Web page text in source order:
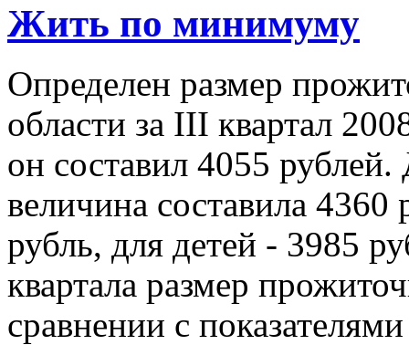
Жить по минимуму
Определен размер
области за III квартал
он составил 4055 рублей.
величина составила
рубль, для детей - 3985
квартала размер
сравнении с